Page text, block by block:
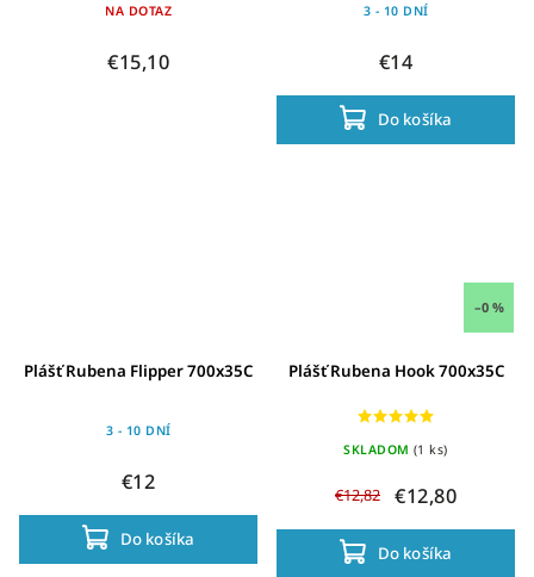
NA DOTAZ
€15,10
3 - 10 DNÍ
€14
Do košíka
Plášť Rubena Flipper 700x35C
3 - 10 DNÍ
€12
Do košíka
–0 %
Plášť Rubena Hook 700x35C
SKLADOM (1 ks)
€12,82 €12,80
Do košíka